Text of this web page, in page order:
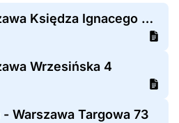
Żabka - Warszawa Księdza Ignacego Kłopotowskiego 11
Wrzesińska 4
Warszawa Targowa 73